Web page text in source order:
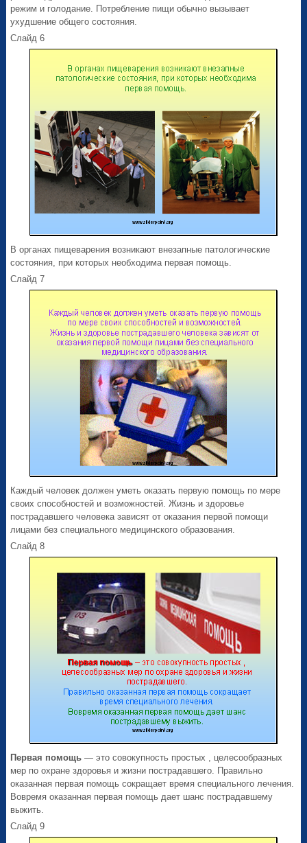
режим и голодание. Потребление пищи обычно вызывает
ухудшение общего состояния.
Слайд 6
В органах пищеварения возникают внезапные патологические
состояния, при которых необходима первая помощь.
Слайд 7
Каждый человек должен уметь оказать первую помощь по мере
своих способностей и возможностей. Жизнь и здоровье
пострадавшего человека зависят от оказания первой помощи
лицами без специального медицинского образования.
Слайд 8
Первая помощь — это совокупность простых , целесообразных
мер по охране здоровья и жизни пострадавшего. Правильно
оказанная первая помощь сокращает время специального лечения.
Вовремя оказанная первая помощь дает шанс пострадавшему
выжить.
Слайд 9